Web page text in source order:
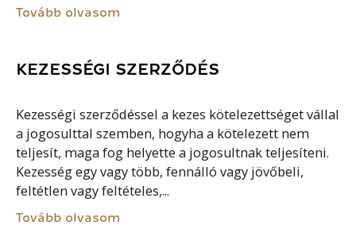
Tovább olvasom
KEZESSÉGI SZERZŐDÉS
Kezességi szerződéssel a kezes kötelezettséget vállal
a jogosulttal szemben, hogyha a kötelezett nem
teljesít, maga fog helyette a jogosultnak teljesíteni.
Kezesség egy vagy több, fennálló vagy jövőbeli,
feltétlen vagy feltételes,...
Tovább olvasom